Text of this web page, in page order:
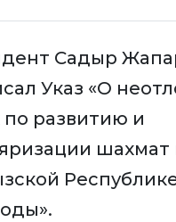
Садыр
Указ «О
по развитию и
шахмат